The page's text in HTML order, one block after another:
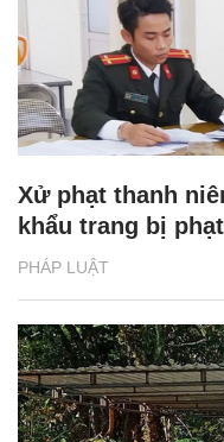
PHÁP LUẬT
Xử phạt thanh
khẩu trang bị